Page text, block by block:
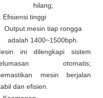
hilang;
Efisiensi tinggi
Output mesin tiap rongga
adalah 1400~1500bph.
ini dilengkapi sistem
otomatis;
mesin berjalan
dan efisien.